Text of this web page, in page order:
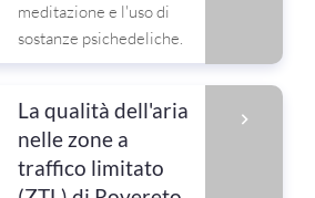
meditazione e l'uso di
sostanze psichedeliche.
La qualità dell'aria
nelle zone a
traffico limitato